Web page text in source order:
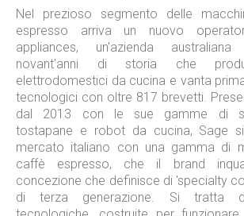
Nel prezioso segmento delle
espresso arriva un nuovo
appliances, un'azienda
novant'anni di storia che
elettrodomestici da cucina e vanta
tecnologici con oltre 817 brevetti.
dal 2013 con le sue gamme di
tostapane e robot da cucina, Sage
mercato italiano con una gamma di
caffè espresso, che il brand
concezione che definisce di 'specialty
di terza generazione. Si tratta